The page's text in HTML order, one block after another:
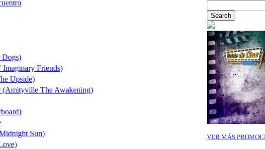
Dogs)
Friends)
Upside)
(Amityville The Awakening)
Sun)
VER MÁS